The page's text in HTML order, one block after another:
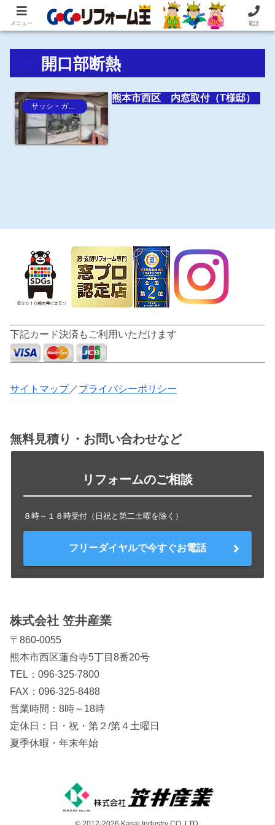
住まいの困ったを即解決！住宅リフォーム専門 株式会社 笠井産業
開口部断熱
サッシ・ガラス
熊本市西区 内窓取付（T様邸）
下記カード決済もご利用いただけます
サイトマップ／プライバシーポリシー
無料見積り・お問い合わせなど
リフォームのご相談
８時～１８時受付（日祝と第二土曜を除く）
フリーダイヤルで今すぐお電話
株式会社 笠井産業
〒860-0055
熊本市西区蓮台寺5丁目8番20号
TEL： 096-325-7800
FAX：096-325-8488
営業時間：8時～18時
定休日：日・祝・第２/第４土曜日
夏季休暇・年末年始
メニュー 電話